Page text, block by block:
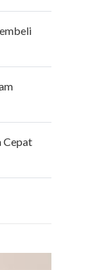
Cepat